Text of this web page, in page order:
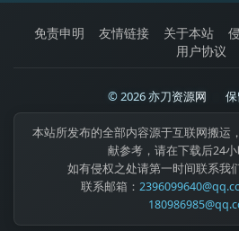
免责申明 友情链接 关于本站
用户协议
© 2026 亦刀资源网
本站所发布的全部内容源于互联网搬运
献参考，请在下载后24小
如有侵权之处请第一时间联系我
联系邮箱：